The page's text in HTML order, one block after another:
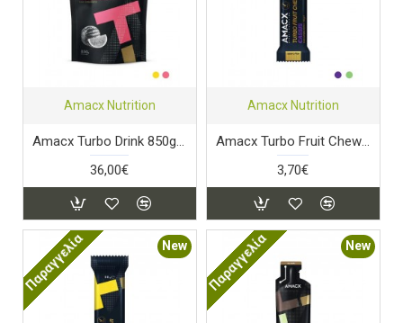
Amacx Nutrition
Amacx Turbo Drink 850gr Watermelon
36,00€
Amacx Nutrition
Amacx Turbo Fruit Chew Cassis
3,70€
New
Παραγγελία New
Παραγγελία